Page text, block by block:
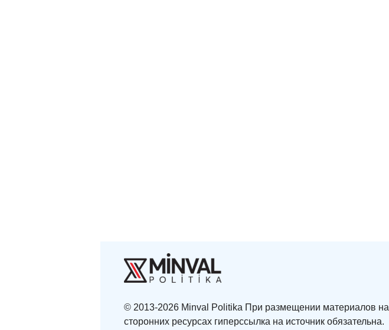
© 2013-2026 Minval Politika При размещении материалов на
сторонних ресурсах гиперссылка на источник обязательна.